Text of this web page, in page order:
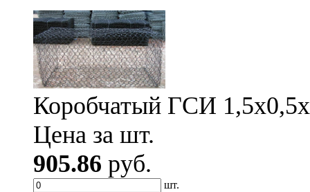
Коробчатый ГСИ
Цена за шт.
905.86 руб.
шт.